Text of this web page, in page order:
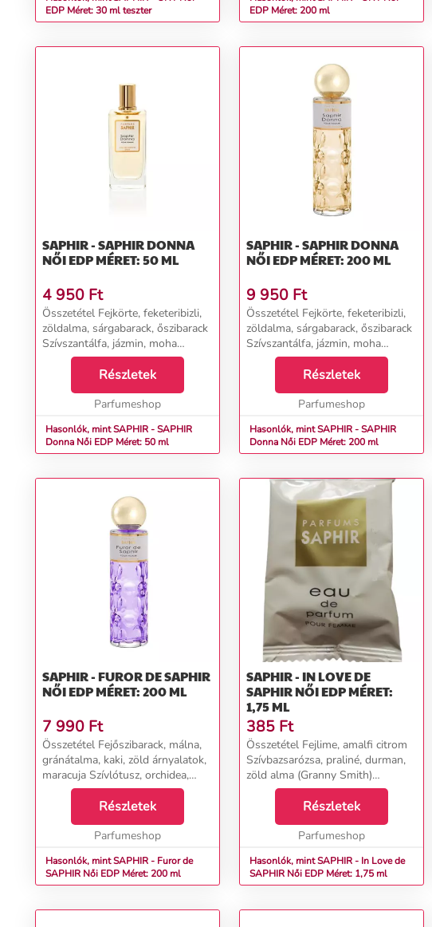
EDP Méret: 30 ml teszter
EDP Méret: 200 ml
SAPHIR - SAPHIR DONNA
NŐI EDP MÉRET: 50 ML
4 950 Ft
Összetétel Fejkörte, feketeribizli,
zöldalma, sárgabarack, őszibarack
Szívszantálfa, jázmin, moha
Alapcédrus, vanília, pézsma...
Részletek
Parfumeshop
Hasonlók, mint SAPHIR - SAPHIR
Donna Női EDP Méret: 50 ml
SAPHIR - SAPHIR DONNA
NŐI EDP MÉRET: 200 ML
9 950 Ft
Összetétel Fejkörte, feketeribizli,
zöldalma, sárgabarack, őszibarack
Szívszantálfa, jázmin, moha
Alapcédrus, vanília, pézsma...
Részletek
Parfumeshop
Hasonlók, mint SAPHIR - SAPHIR
Donna Női EDP Méret: 200 ml
SAPHIR - FUROR DE SAPHIR
NŐI EDP MÉRET: 200 ML
7 990 Ft
Összetétel Fejőszibarack, málna,
gránátalma, kaki, zöld árnyalatok,
maracuja Szívlótusz, orchidea,
champaca magnólia Alappacsuli,
borostyán, vanília, pézsma, ibolya,
mahagóni...
Részletek
Parfumeshop
Hasonlók, mint SAPHIR - Furor de
SAPHIR Női EDP Méret: 200 ml
SAPHIR - IN LOVE DE
SAPHIR NŐI EDP MÉRET:
1,75 ML
385 Ft
Összetétel Fejlime, amalfi citrom
Szívbazsarózsa, praliné, durman,
zöld alma (Granny Smith)
Alappézsma, almafa, szűz
Részletek
Parfumeshop
Hasonlók, mint SAPHIR - In Love de
SAPHIR Női EDP Méret: 1,75 ml